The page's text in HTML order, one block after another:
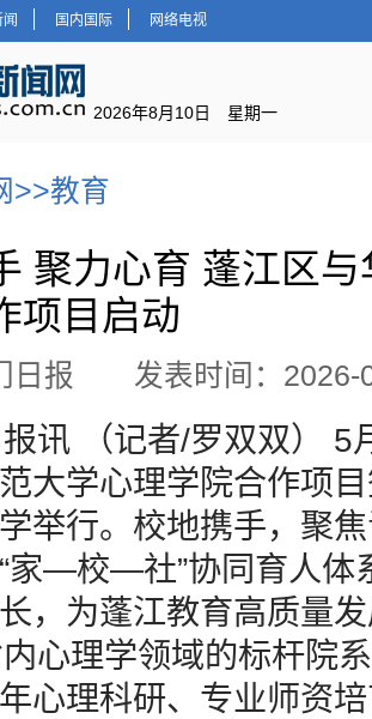
国内国际 网络电视
2026年8月10日 星期一
>>教育
聚力心育 蓬江区
项目启动
门日报 发表时间：
讯 （记者/罗双双） 5
大学心理学院合作项
举行。校地携手，聚
家—校—社”协同育人体
，为蓬江教育高质量
心理学领域的标杆院
心理科研、专业师资